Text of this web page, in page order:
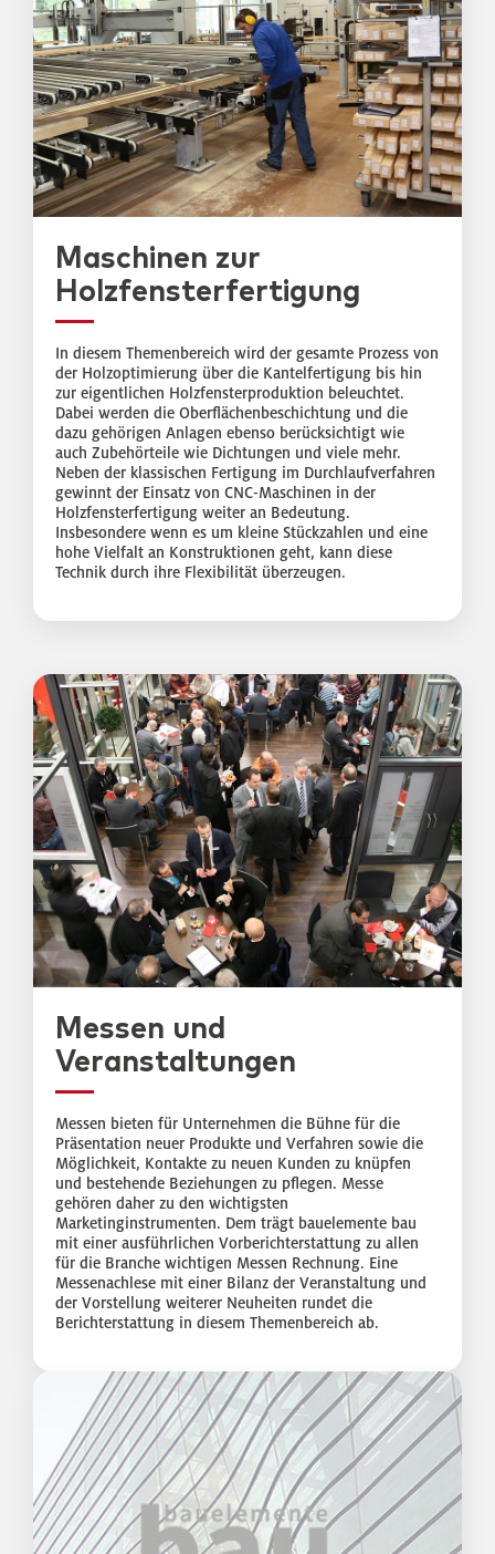
Maschinen zur
Holzfensterfertigung
In diesem Themenbereich wird der gesamte Prozess von
der Holzoptimierung über die Kantelfertigung bis hin
zur eigentlichen Holzfensterproduktion beleuchtet.
Dabei werden die Oberflächenbeschichtung und die
dazu gehörigen Anlagen ebenso berücksichtigt wie
auch Zubehörteile wie Dichtungen und viele mehr.
Neben der klassischen Fertigung im Durchlaufverfahren
gewinnt der Einsatz von CNC-Maschinen in der
Holzfensterfertigung weiter an Bedeutung.
Insbesondere wenn es um kleine Stückzahlen und eine
hohe Vielfalt an Konstruktionen geht, kann diese
Technik durch ihre Flexibilität überzeugen.
Messen und
Veranstaltungen
Messen bieten für Unternehmen die Bühne für die
Präsentation neuer Produkte und Verfahren sowie die
Möglichkeit, Kontakte zu neuen Kunden zu knüpfen
und bestehende Beziehungen zu pflegen. Messe
gehören daher zu den wichtigsten
Marketinginstrumenten. Dem trägt bauelemente bau
mit einer ausführlichen Vorberichterstattung zu allen
für die Branche wichtigen Messen Rechnung. Eine
Messenachlese mit einer Bilanz der Veranstaltung und
der Vorstellung weiterer Neuheiten rundet die
Berichterstattung in diesem Themenbereich ab.